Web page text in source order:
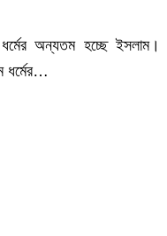
অন্যতম হচ্ছে ইসলাম।
ধর্মের…